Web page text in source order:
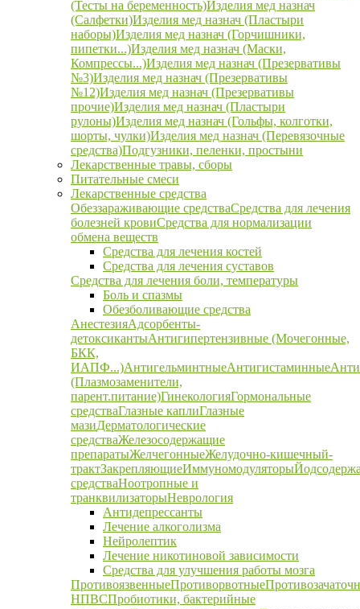
(Тесты на беременность)Изделия мед назнач
(Салфетки)Изделия мед назнач (Пластыри
наборы)Изделия мед назнач (Горчишники,
пипетки...)Изделия мед назнач (Маски,
Компрессы...)Изделия мед назнач (Презервативы
№3)Изделия мед назнач (Презервативы
№12)Изделия мед назнач (Презервативы
прочие)Изделия мед назнач (Пластыри
рулоны)Изделия мед назнач (Гольфы, колготки,
шорты, чулки)Изделия мед назнач (Перевязочные
средства)Подгузники, пеленки, простыни
Лекарственные травы, сборы
Питательные смеси
Лекарственные средства
Обеззараживающие средстваСредства для лечения
болезней кровиСредства для нормализации
обмена веществ
Средства для лечения костей
Средства для лечения суставов
Средства для лечения боли, температуры
Боль и спазмы
Обезболивающие средства
АнестезияАдсорбенты-
детоксикантыАнтигипертензивные (Мочегонные,
БКК,
ИАПФ...)АнтигельминтныеАнтигистаминные
(Плазмозаменители,
парент.питание)ГинекологияГормональные
средстваГлазные каплиГлазные
мазиДерматологические
средстваЖелезосодержащие
препаратыЖелчегонныеЖелудочно-кишечный-
трактЗакрепляющиеИммуномодуляторы
средстваНоотропные и
транквилизаторыНеврология
Антидепрессанты
Лечение алкоголизма
Нейролептик
Лечение никотиновой зависимости
Средства для улучшения работы мозга
ПротивоязвенныеПротиворвотные
НПВСПробиотики, бактерийные